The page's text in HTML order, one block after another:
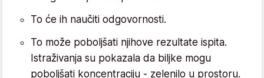
To će ih naučiti odgovornosti.
To može poboljšati njihove rezultate ispita.
Istraživanja su pokazala da biljke mogu
poboljšati koncentraciju - zelenilo u prostoru.